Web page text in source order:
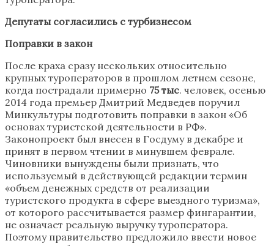
Депутаты согласились с турбизнесом
Поправки в закон
После краха сразу нескольких относительно
крупных туроператоров в прошлом летнем сезоне,
когда пострадали примерно 75 тыс. человек, осенью
2014 года премьер Дмитрий Медведев поручил
Минкультуры подготовить поправки в закон «Об
основах туристской деятельности в РФ».
Законопроект был внесен в Госдуму в декабре и
принят в первом чтении в минувшем феврале.
Чиновники вынуждены были признать, что
используемый в действующей редакции термин
«объем денежных средств от реализации
туристского продукта в сфере выездного туризма»,
от которого рассчитывается размер фингарантии,
не означает реальную выручку туроператора.
Поэтому правительство предложило ввести новое